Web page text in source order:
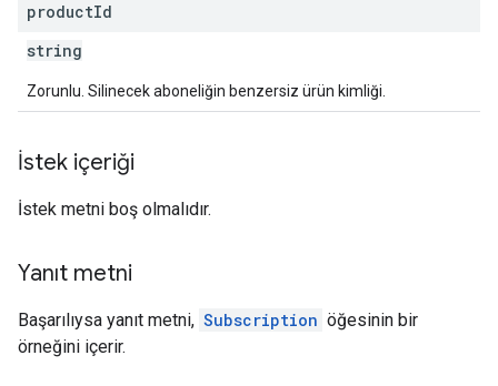
productId
string
Zorunlu. Silinecek aboneliğin benzersiz ürün kimliği.
İstek içeriği
İstek metni boş olmalıdır.
Yanıt metni
Başarılıysa yanıt metni, Subscription öğesinin bir
örneğini içerir.